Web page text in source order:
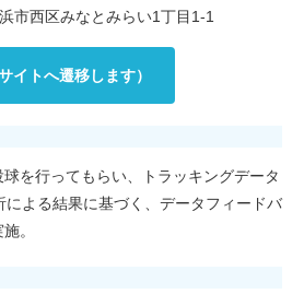
市西区みなとみらい1丁目1-1
イトへ遷移します）
を行ってもらい、トラッキングデータ
による結果に基づく、データフィードバ
。